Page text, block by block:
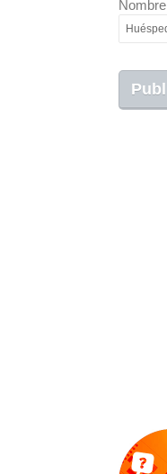
Nombre